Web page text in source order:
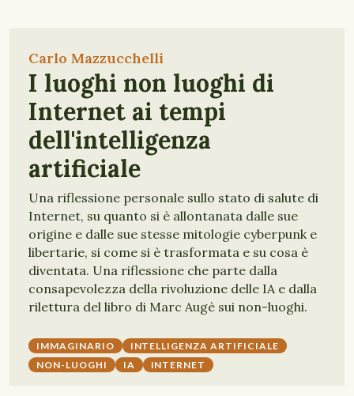
Carlo Mazzucchelli
I luoghi non luoghi di
Internet ai tempi
dell'intelligenza
artificiale
Una riflessione personale sullo stato di salute di
Internet, su quanto si è allontanata dalle sue
origine e dalle sue stesse mitologie cyberpunk e
libertarie, si come si è trasformata e su cosa è
diventata. Una riflessione che parte dalla
consapevolezza della rivoluzione delle IA e dalla
rilettura del libro di Marc Augè sui non-luoghi.
IMMAGINARIO
INTELLIGENZA ARTIFICIALE
NON-LUOGHI
IA INTERNET